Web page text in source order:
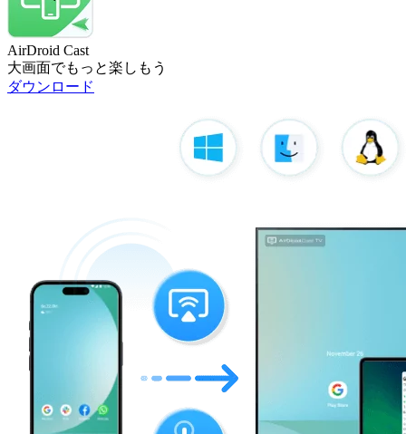
AirDroid Cast
大画面でもっと楽しもう
ダウンロード